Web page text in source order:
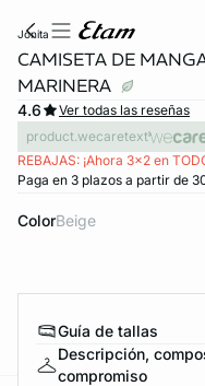
INVISIBLE
jonita
CAMISETA DE
MARINERA
4.6
Ver todas las reseñas
product.wecaretext
REBAJAS: ¡Ahora 3x2 en
Paga en 3 plazos a partir de
Color beige
Guía de tallas
Descripción,
compromiso